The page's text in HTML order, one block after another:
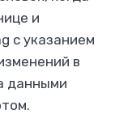
и
с указанием
в
данными